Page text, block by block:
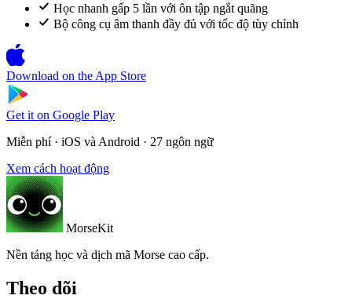
Học nhanh gấp 5 lần với ôn tập ngắt quãng
Bộ công cụ âm thanh đầy đủ với tốc độ tùy chỉnh
Download on the App Store
Get it on Google Play
Miễn phí · iOS và Android · 27 ngôn ngữ
Xem cách hoạt động
MorseKit
Nền tảng học và dịch mã Morse cao cấp.
Theo dõi